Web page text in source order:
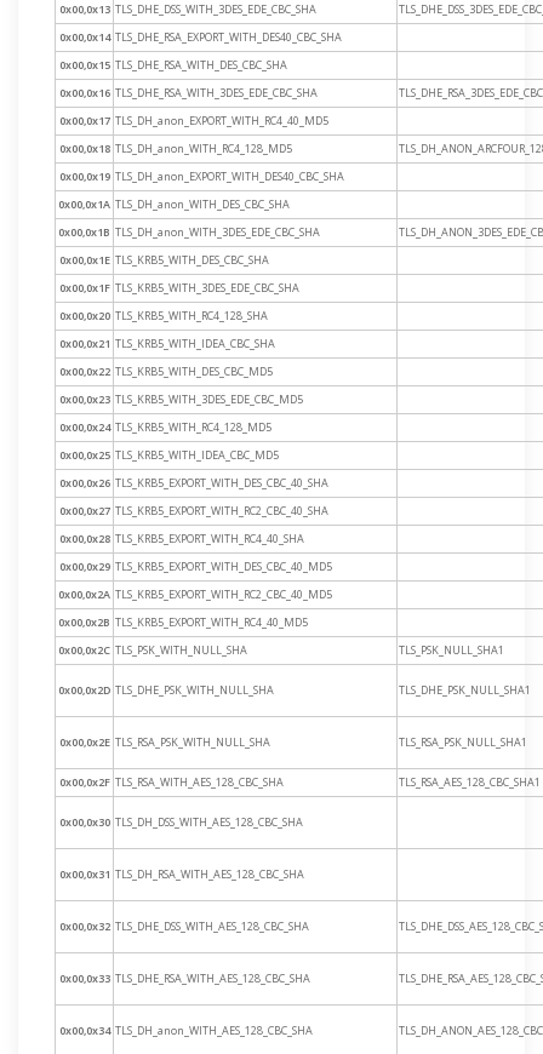
0x00,0x13 TLS_DHE_DSS_WITH_3DES_EDE_CBC_SHA
0x00,0x14 TLS_DHE_RSA_EXPORT_WITH_DES40_CBC_SHA
0x00,0x15 TLS_DHE_RSA_WITH_DES_CBC_SHA
0x00,0x16 TLS_DHE_RSA_WITH_3DES_EDE_CBC_SHA
0x00,0x17 TLS_DH_anon_EXPORT_WITH_RC4_40_MD5
0x00,0x18 TLS_DH_anon_WITH_RC4_128_MD5
0x00,0x19 TLS_DH_anon_EXPORT_WITH_DES40_CBC_SHA
0x00,0x1A TLS_DH_anon_WITH_DES_CBC_SHA
0x00,0x1B TLS_DH_anon_WITH_3DES_EDE_CBC_SHA
0x00,0x1E TLS_KRB5_WITH_DES_CBC_SHA
0x00,0x1F TLS_KRB5_WITH_3DES_EDE_CBC_SHA
0x00,0x20 TLS_KRB5_WITH_RC4_128_SHA
0x00,0x21 TLS_KRB5_WITH_IDEA_CBC_SHA
0x00,0x22 TLS_KRB5_WITH_DES_CBC_MD5
0x00,0x23 TLS_KRB5_WITH_3DES_EDE_CBC_MD5
0x00,0x24 TLS_KRB5_WITH_RC4_128_MD5
0x00,0x25 TLS_KRB5_WITH_IDEA_CBC_MD5
0x00,0x26 TLS_KRB5_EXPORT_WITH_DES_CBC_40_SHA
0x00,0x27 TLS_KRB5_EXPORT_WITH_RC2_CBC_40_SHA
0x00,0x28 TLS_KRB5_EXPORT_WITH_RC4_40_SHA
0x00,0x29 TLS_KRB5_EXPORT_WITH_DES_CBC_40_MD5
0x00,0x2A TLS_KRB5_EXPORT_WITH_RC2_CBC_40_MD5
0x00,0x2B TLS_KRB5_EXPORT_WITH_RC4_40_MD5
0x00,0x2C TLS_PSK_WITH_NULL_SHA TLS_PSK_NULL_SHA1
0x00,0x2D TLS_DHE_PSK_WITH_NULL_SHA TLS_DHE_PSK_NULL_SHA1
0x00,0x2E TLS_RSA_PSK_WITH_NULL_SHA TLS_RSA_PSK_NULL_SHA1
0x00,0x2F TLS_RSA_WITH_AES_128_CBC_SHA TLS_RSA_AES_128_CBC_SHA1
0x00,0x30 TLS_DH_DSS_WITH_AES_128_CBC_SHA
0x00,0x31 TLS_DH_RSA_WITH_AES_128_CBC_SHA
0x00,0x32 TLS_DHE_DSS_WITH_AES_128_CBC_SHA
0x00,0x33 TLS_DHE_RSA_WITH_AES_128_CBC_SHA
0x00,0x34 TLS_DH_anon_WITH_AES_128_CBC_SHA